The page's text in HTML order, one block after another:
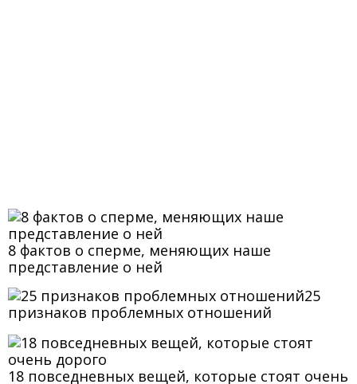
8 фактов о сперме, меняющих наше
представление о ней
25
признаков проблемных отношений
18 повседневных вещей, которые стоят очень